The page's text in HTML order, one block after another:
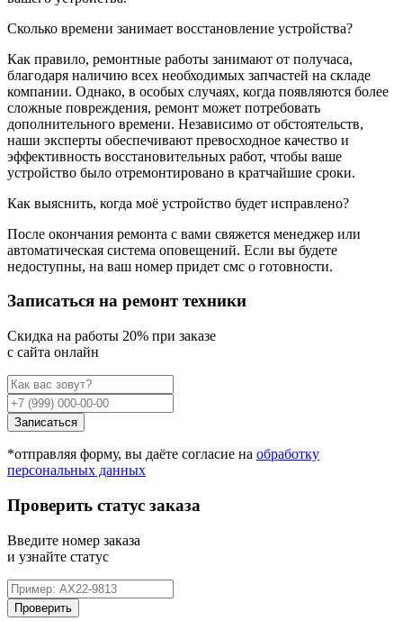
Сколько времени занимает восстановление устройства?
Как правило, ремонтные работы занимают от получаса,
благодаря наличию всех необходимых запчастей на складе
компании. Однако, в особых случаях, когда появляются более
сложные повреждения, ремонт может потребовать
дополнительного времени. Независимо от обстоятельств,
наши эксперты обеспечивают превосходное качество и
эффективность восстановительных работ, чтобы ваше
устройство было отремонтировано в кратчайшие сроки.
Как выяснить, когда моё устройство будет исправлено?
После окончания ремонта с вами свяжется менеджер или
автоматическая система оповещений. Если вы будете
недоступны, на ваш номер придет смс о готовности.
Записаться на ремонт техники
Cкидка на работы 20% при заказе
с сайта онлайн
Записаться
*отправляя форму, вы даёте согласие на обработку
персональных данных
Проверить статус заказа
Введите номер заказа
и узнайте статус
Проверить